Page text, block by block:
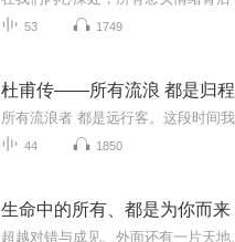
53 1749
杜甫传——所有流浪 都是归程
44 1850
生命中的所有、都是为你而来